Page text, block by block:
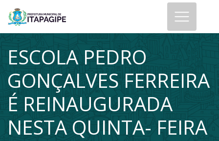
ESCOLA PEDRO
GONÇALVES FERREIRA
É REINAUGURADA
NESTA QUINTA- FEIRA